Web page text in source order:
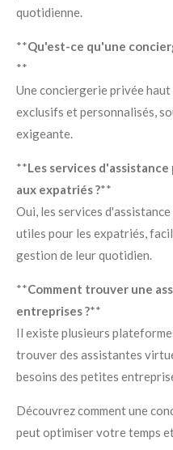
quotidienne.
**Qu'est-ce qu'une
**
Une conciergerie privée
exclusifs et personnalisés,
exigeante.
**Les services
aux expatriés ?**
Oui, les services
utiles pour les expatriés,
gestion de leur quotidien.
**Comment trouver une
entreprises ?**
Il existe plusieurs
trouver des assistantes
besoins des petites
Découvrez comment une
peut optimiser votre temps